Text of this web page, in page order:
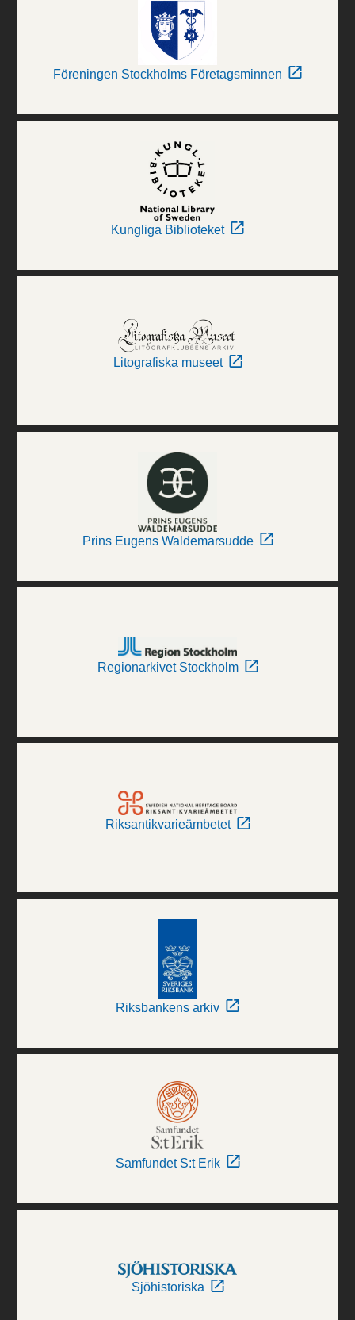
Föreningen Stockholms Företagsminnen
Kungliga Biblioteket
Litografiska museet
Prins Eugens Waldemarsudde
Regionarkivet Stockholm
Riksantikvarieämbetet
Riksbankens arkiv
Samfundet S:t Erik
Sjöhistoriska